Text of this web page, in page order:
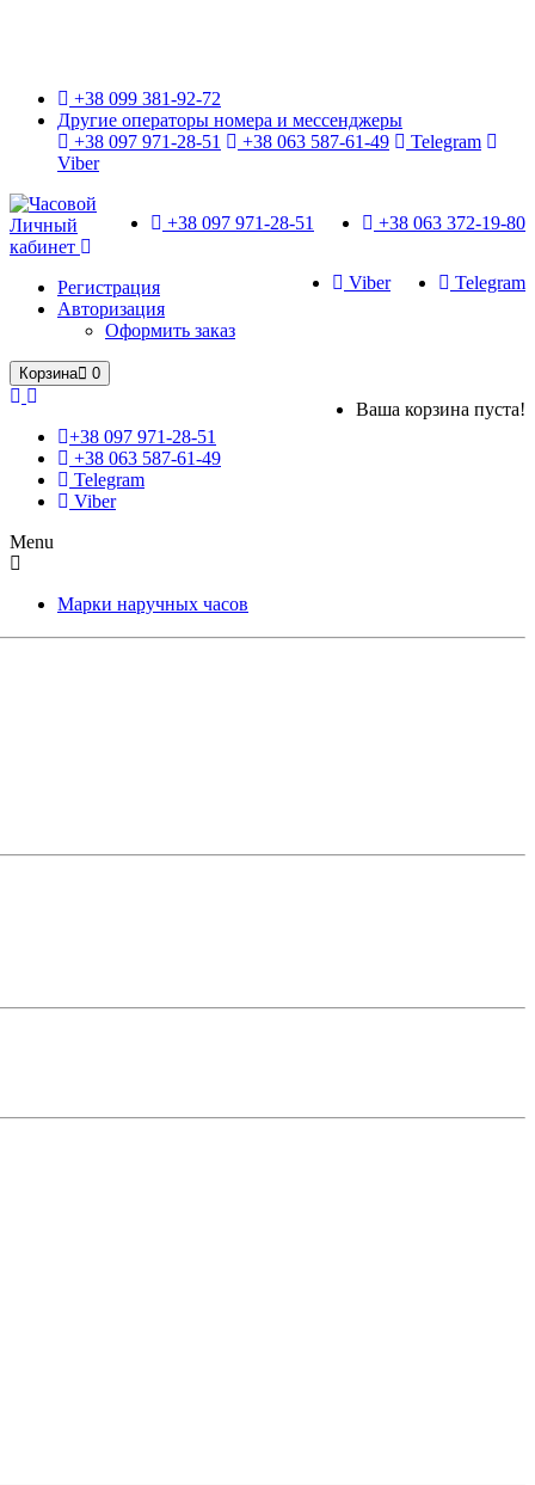
+38 099 381-92-72
Другие операторы номера и мессенджеры
+38 097 971-28-51
+38 063 587-61-49
Telegram
Viber
+38 063 372-19-80
+38 097 971-28-51
Telegram
Viber
Личный
кабинет
Регистрация
Авторизация
Оформить заказ
Корзина 0
Ваша корзина пуста!
+38 097 971-28-51
+38 063 587-61-49
Telegram
Viber
Menu
Марки наручных часов